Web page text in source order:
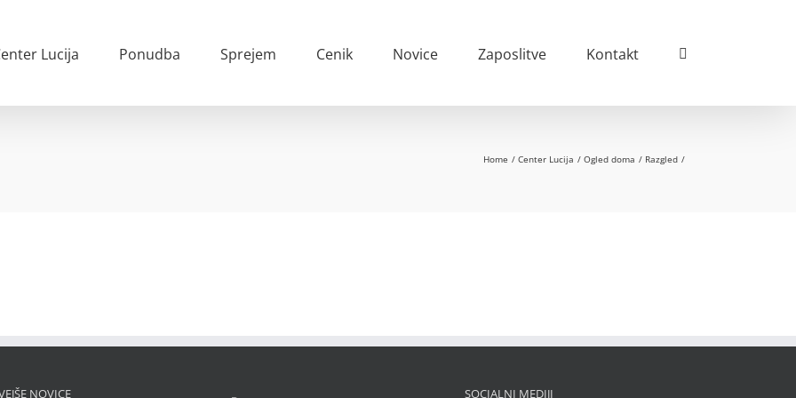
Lucija Ponudba Sprejem Cenik Novice Zaposlitve Kontakt
Home Center Lucija Ogled doma Razgled
NOVICE SOCIALNI MEDIJI